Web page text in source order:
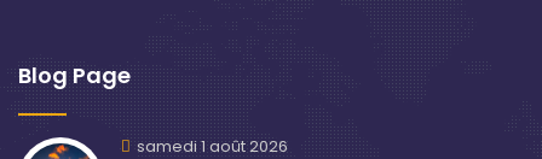
Blog Page
samedi 1 août 2026